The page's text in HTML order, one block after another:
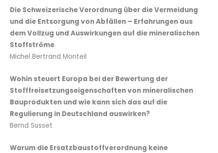
Die Schweizerische Verordnung über die Vermeidung
und die Entsorgung von Abfällen – Erfahrungen aus
dem Vollzug und Auswirkungen auf die mineralischen
Stoffströme
Michel Bertrand Monteil
Wohin steuert Europa bei der Bewertung der
Stofffreisetzungseigenschaften von mineralischen
Bauprodukten und wie kann sich das auf die
Regulierung in Deutschland auswirken?
Bernd Susset
Warum die Ersatzbaustoffverordnung keine